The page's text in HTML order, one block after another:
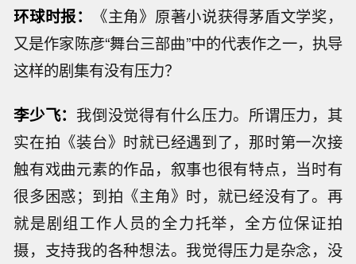
环球时报：
《主角》原著小说获得茅盾文学奖，
又是作家陈彦“舞台三部曲”中的代表作之一，执导
这样的剧集有没有压力？
李少飞： 我倒没觉得有什么压力。所谓压力，其
实在拍《装台》时就已经遇到了，那时第一次接
触有戏曲元素的作品，叙事也很有特点，当时有
很多困惑；到拍《主角》时，就已经没有了。再
就是剧组工作人员的全力托举，全方位保证拍
摄，支持我的各种想法。我觉得压力是杂念，没